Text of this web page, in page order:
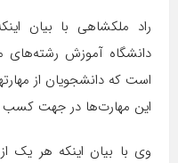
راد ملکشاهی با بیان
دانشگاه آموزش رشته‌های
است که دانشجویان از
این مهارت‌ها در جهت کسب